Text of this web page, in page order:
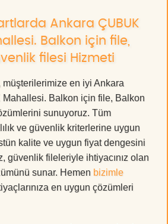
Ankara ÇUBUK
Balkon için file,
filesi Hizmeti
müşterilerimize en iyi Ankara
Balkon için file, Balkon
sunuyoruz. Tüm
ve güvenlik kriterlerine uygun
kalite ve uygun fiyat dengesini
güvenlik fileleriyle ihtiyacınız olan
sunar. Hemen bizimle
en uygun çözümleri